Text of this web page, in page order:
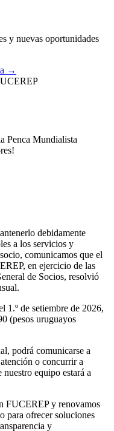
y nuevas oportunidades
→
Penca Mundialista
debidamente
a los servicios y
comunicamos que el
en ejercicio de las
de Socios, resolvió
1.º de setiembre de 2026,
(pesos uruguayos
podrá comunicarse a
o concurrir a
nuestro equipo estará a
FUCEREP y renovamos
para ofrecer soluciones
y